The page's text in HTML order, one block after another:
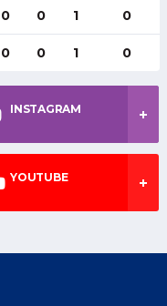
0 0 1 0
0 0 1 0
INSTAGRAM
YOUTUBE